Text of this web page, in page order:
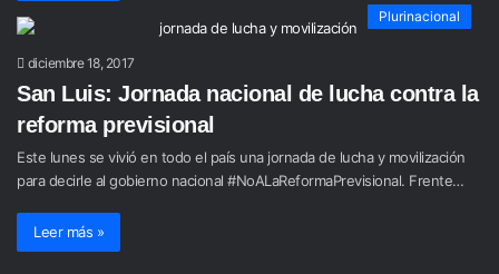
Plurinacional
diciembre 18, 2017
San Luis: Jornada nacional de lucha contra la
reforma previsional
Este lunes se vivió en todo el país una jornada de lucha y movilización
para decirle al gobierno nacional #NoALaReformaPrevisional. Frente…
Leer más »